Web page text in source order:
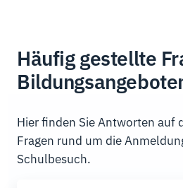
Häufig gestellte
Hier finden Sie Antworten auf
Fragen rund um die
Schulbesuch.